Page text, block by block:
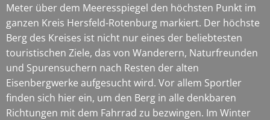
Meter über dem Meeresspiegel den höchsten Punkt im
ganzen Kreis Hersfeld-Rotenburg markiert. Der höchste
Berg des Kreises ist nicht nur eines der beliebtesten
touristischen Ziele, das von Wanderern, Naturfreunden
und Spurensuchern nach Resten der alten
Eisenbergwerke aufgesucht wird. Vor allem Sportler
finden sich hier ein, um den Berg in alle denkbaren
Richtungen mit dem Fahrrad zu bezwingen. Im Winter